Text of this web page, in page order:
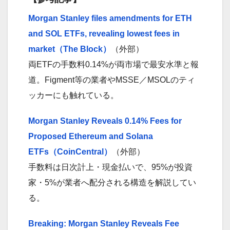
Morgan Stanley files amendments for ETH
and SOL ETFs, revealing lowest fees in
market（The Block）
（外部）
両ETFの手数料0.14%が両市場で最安水準と報
道。Figment等の業者やMSSE／MSOLのティ
ッカーにも触れている。
Morgan Stanley Reveals 0.14% Fees for
Proposed Ethereum and Solana
ETFs（CoinCentral）
（外部）
手数料は日次計上・現金払いで、95%が投資
家・5%が業者へ配分される構造を解説してい
る。
Breaking: Morgan Stanley Reveals Fee